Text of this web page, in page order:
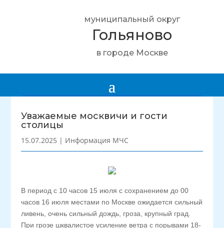
муниципальный округ
Гольяново
в городе Москве
Уважаемые москвичи и гости
столицы
15.07.2025 | Информация МЧС
В период с 10 часов 15 июля с сохранением до 00
часов 16 июля местами по Москве ожидается сильный
ливень, очень сильный дождь, гроза, крупный град.
При грозе шквалистое усиление ветра с порывами 18-